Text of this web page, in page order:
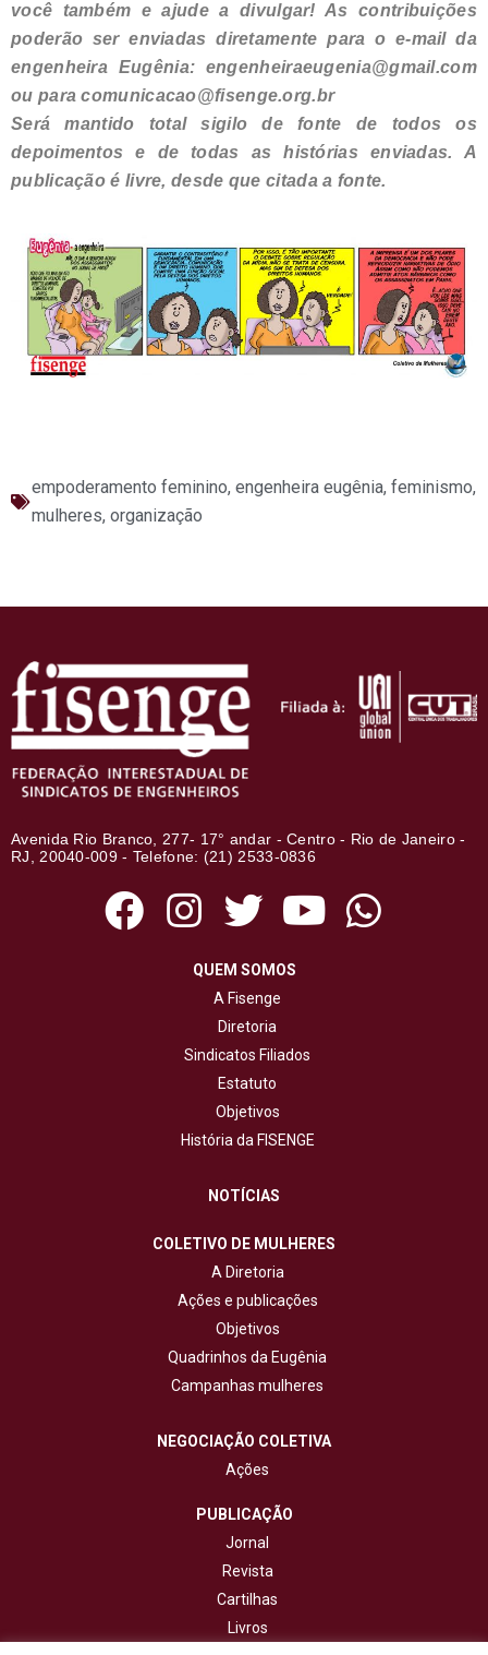
você também e ajude a divulgar! As contribuições
poderão ser enviadas diretamente para o e-mail da
engenheira Eugênia: engenheiraeugenia@gmail.com
ou para comunicacao@fisenge.org.br
Será mantido total sigilo de fonte de todos os
depoimentos e de todas as histórias enviadas. A
publicação é livre, desde que citada a fonte.
empoderamento feminino, engenheira eugênia, feminismo,
mulheres, organização
Avenida Rio Branco, 277- 17° andar - Centro - Rio de Janeiro -
RJ, 20040-009 - Telefone: (21) 2533-0836
QUEM SOMOS
A Fisenge
Diretoria
Sindicatos Filiados
Estatuto
Objetivos
História da FISENGE
NOTÍCIAS
COLETIVO DE MULHERES
A Diretoria
Ações e publicações
Objetivos
Quadrinhos da Eugênia
Campanhas mulheres
NEGOCIAÇÃO COLETIVA
Ações
PUBLICAÇÃO
Jornal
Revista
Cartilhas
Livros